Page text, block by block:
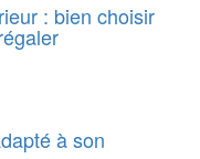
: bien choisir
à son